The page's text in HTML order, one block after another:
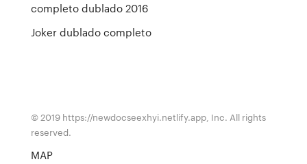
completo dublado 2016
Joker dublado completo
© 2019 https://newdocseexhyi.netlify.app, Inc. All rights
reserved.
MAP